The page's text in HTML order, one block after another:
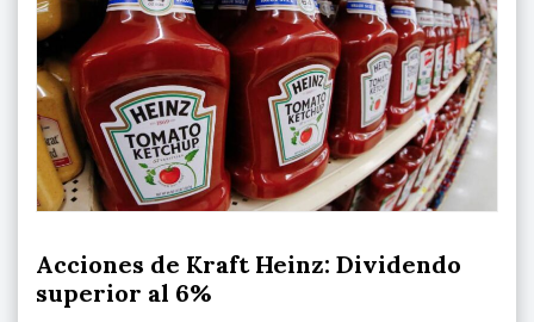
Acciones de Kraft Heinz: Dividendo
superior al 6%